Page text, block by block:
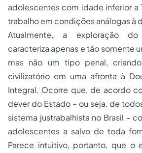
adolescentes com idade inferior a
trabalho em condições análogas à
Atualmente, a exploração
caracteriza apenas e tão somente
mas não um tipo penal,
civilizatório em uma afronta à
Integral. Ocorre que, de acordo
dever do Estado – ou seja, de
sistema justrabalhista no Brasil –
adolescentes a salvo de toda
Parece intuitivo, portanto, que o